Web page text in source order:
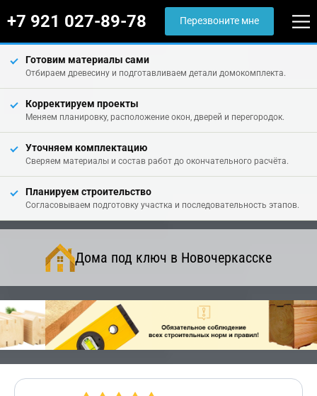
+7 921 027-89-78 Перезвоните мне
Готовим материалы сами
Отбираем древесину и подготавливаем детали домокомплекта.
Корректируем проекты
Меняем планировку, расположение окон, дверей и перегородок.
Уточняем комплектацию
Сверяем материалы и состав работ до окончательного расчёта.
Планируем строительство
Согласовываем подготовку участка и последовательность этапов.
Дома под ключ в Новочеркасске